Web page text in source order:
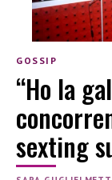
GOSSIP
“Ho la
sexting